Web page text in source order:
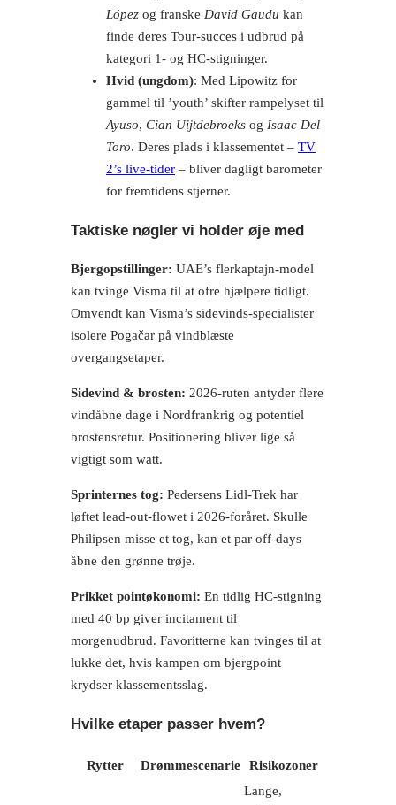
López og franske David Gaudu kan
finde deres Tour-succes i udbrud på
kategori 1- og HC-stigninger.
Hvid (ungdom): Med Lipowitz for
gammel til ’youth’ skifter rampelyset til
Ayuso, Cian Uijtdebroeks og Isaac Del
Toro. Deres plads i klassementet – TV
2’s live-tider – bliver dagligt barometer
for fremtidens stjerner.
Taktiske nøgler vi holder øje med
Bjergopstillinger: UAE’s flerkaptajn-model
kan tvinge Visma til at ofre hjælpere tidligt.
Omvendt kan Visma’s sidevinds-specialister
isolere Pogačar på vindblæste
overgangsetaper.
Sidevind & brosten: 2026-ruten antyder flere
vindåbne dage i Nordfrankrig og potentiel
brostensretur. Positionering bliver lige så
vigtigt som watt.
Sprinternes tog: Pedersens Lidl-Trek har
løftet lead-out-flowet i 2026-foråret. Skulle
Philipsen misse et tog, kan et par off-days
åbne den grønne trøje.
Prikket pointøkonomi: En tidlig HC-stigning
med 40 bp giver incitament til
morgenudbrud. Favoritterne kan tvinges til at
lukke det, hvis kampen om bjergpoint
krydser klassementsslag.
Hvilke etaper passer hvem?
Rytter Drømmescenarie Risikozoner
Lange,